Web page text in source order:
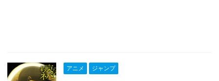
アニメ ジャンプ